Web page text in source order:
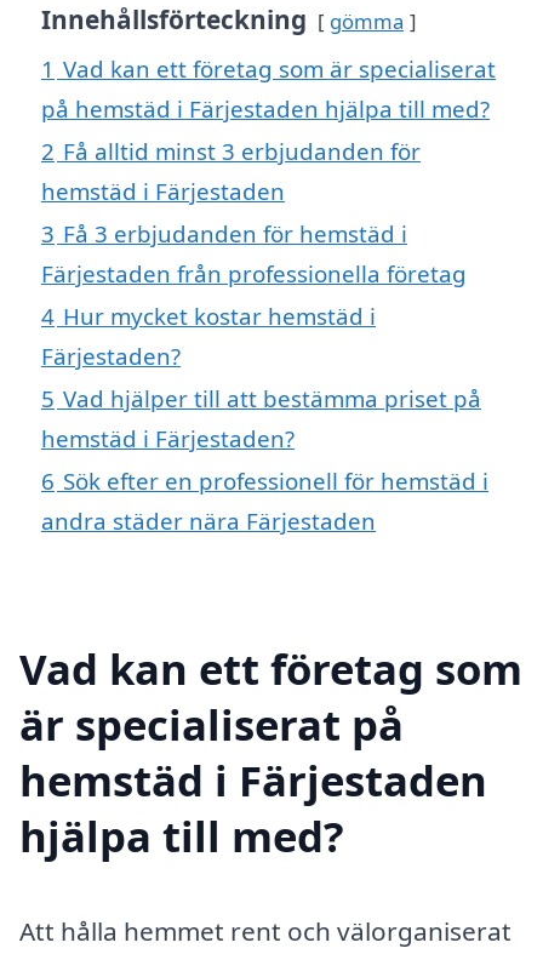
Innehållsförteckning gömma
1 Vad kan ett företag som är specialiserat
på hemstäd i Färjestaden hjälpa till med?
2 Få alltid minst 3 erbjudanden för
hemstäd i Färjestaden
3 Få 3 erbjudanden för hemstäd i
Färjestaden från professionella företag
4 Hur mycket kostar hemstäd i
Färjestaden?
5 Vad hjälper till att bestämma priset på
hemstäd i Färjestaden?
6 Sök efter en professionell för hemstäd i
andra städer nära Färjestaden
Vad kan ett företag som
är specialiserat på
hemstäd i Färjestaden
hjälpa till med?
Att hålla hemmet rent och välorganiserat